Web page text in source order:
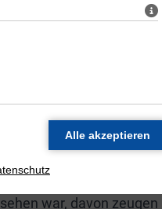
(Oder) als Opus 1307
galt das Instrument
Instruments in den
war, davon zeugen